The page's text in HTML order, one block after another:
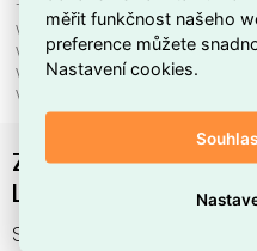
Třída ochrany:
Včetně svět. zdroje:
Vhodné pro počet svět. zdrojů:
Vhodné pro výkon světel. zdroje:
Výška/hloubka:
Závěsné svítidlo
L4W3K - MAYTONI
Svítidlo MOD182PL-L4W3K
měřit funkčnost našeho
preference můžete
Nastavení cookies.